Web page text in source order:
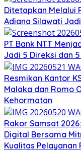
Ditetapkan Melalui
Adiana Silawati
PT Bank NTT
Jadi 5 Direksi dan
Resmikan Kantor
Malaka dan Romo
Kehormatan
Rakor Samsat
Digital Bersama
Kualitas Pelayanan